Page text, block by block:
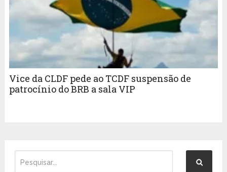
Vice da CLDF pede ao TCDF suspensão de
patrocínio do BRB a sala VIP